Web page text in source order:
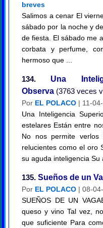
breves
Salimos a cenar El
sábado por la noche y
de fiesta. El sábado me
corbata y perfume,
hermoso que ...
134.
Una
Observa (3763 veces
Por EL POLACO | 11-
Una Inteligencia
estelares Están entre
No nos permite
relucientes como el oro
su aguda inteligencia Su
135. Sueños de un
Por EL POLACO | 08-
SUEÑOS DE UN
queso y vino Tal vez,
que suficiente Para